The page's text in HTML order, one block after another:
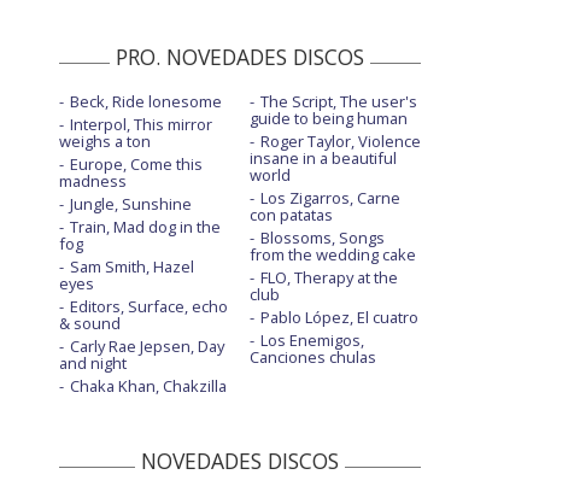
PRO. NOVEDADES DISCOS
Beck, Ride lonesome
Interpol, This mirror
weighs a ton
Europe, Come this
madness
Jungle, Sunshine
Train, Mad dog in the
fog
Sam Smith, Hazel
eyes
Editors, Surface, echo
& sound
Carly Rae Jepsen, Day
and night
Chaka Khan, Chakzilla
The Script, The user's
guide to being human
Roger Taylor, Violence
insane in a beautiful
world
Los Zigarros, Carne
con patatas
Blossoms, Songs
from the wedding cake
FLO, Therapy at the
club
Pablo López, El cuatro
Los Enemigos,
Canciones chulas
NOVEDADES DISCOS